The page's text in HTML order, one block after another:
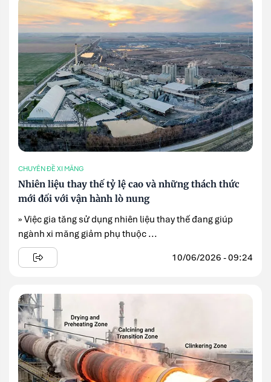
CHUYÊN ĐỀ XI MĂNG
Nhiên liệu thay thế tỷ lệ cao và những thách thức
mới đối với vận hành lò nung
» Việc gia tăng sử dụng nhiên liệu thay thế đang giúp
ngành xi măng giảm phụ thuộc ...
10/06/2026 - 09:24